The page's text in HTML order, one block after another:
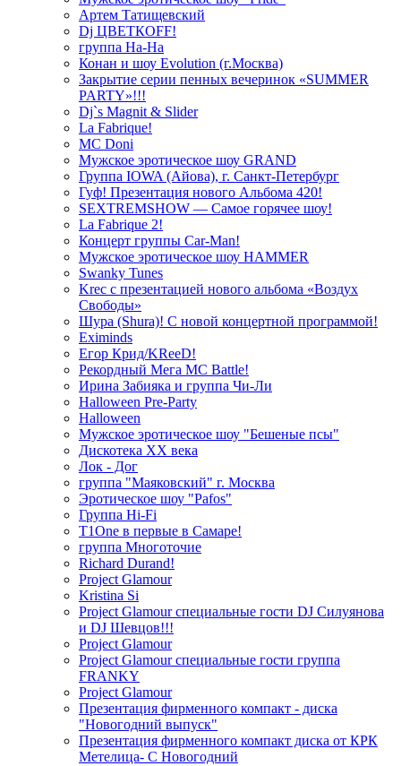
Артем Татищевский
Dj ЦВЕТКOFF!
группа На-На
Конан и шоу Evolution (г.Москва)
Закрытие серии пенных вечеринок «SUMMER
PARTY»!!!
Dj`s Magnit & Slider
La Fabrique!
MC Doni
Мужское эротическое шоу GRAND
Группа IOWA (Айова), г. Санкт-Петербург
Гуф! Презентация нового Альбома 420!
SEXTREMSHOW — Самое горячее шоу!
La Fabrique 2!
Концерт группы Car-Man!
Мужское эротическое шоу HAMMER
Swanky Tunes
Krec с презентацией нового альбома «Воздух
Свободы»
Шура (Shura)! С новой концертной программой!
Eximinds
Егор Крид/KReeD!
Рекордный Мега МС Battle!
Ирина Забияка и группа Чи-Ли
Halloween Pre-Party
Halloween
Мужское эротическое шоу "Бешеные псы"
Дискотека ХХ века
Лок - Дог
группа "Маяковский" г. Москва
Эротическое шоу "Pafos"
Группа Hi-Fi
T1One в первые в Самаре!
группа Многоточие
Richard Durand!
Project Glamour
Kristina Si
Project Glamour специальные гости DJ Силуянова
и DJ Шевцов!!!
Project Glamour
Project Glamour специальные гости группа
FRANKY
Project Glamour
Презентация фирменного компакт - диска
"Новогодний выпуск"
Презентация фирменного компакт диска от КРК
Метелица- С Новогодний